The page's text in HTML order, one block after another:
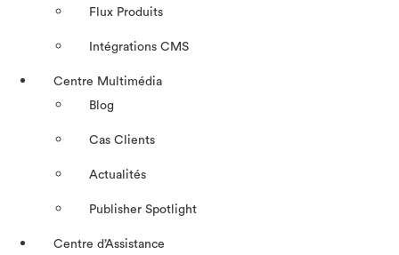
Flux Produits
Intégrations CMS
Centre Multimédia
Blog
Cas Clients
Actualités
Publisher Spotlight
Centre d’Assistance